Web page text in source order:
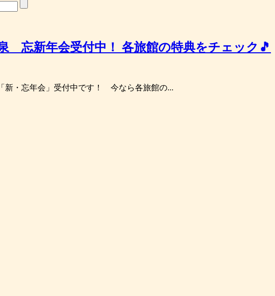
忘新年会受付中！ 各旅館の特典をチェック🎵
新・忘年会」受付中です！ 今なら各旅館の...